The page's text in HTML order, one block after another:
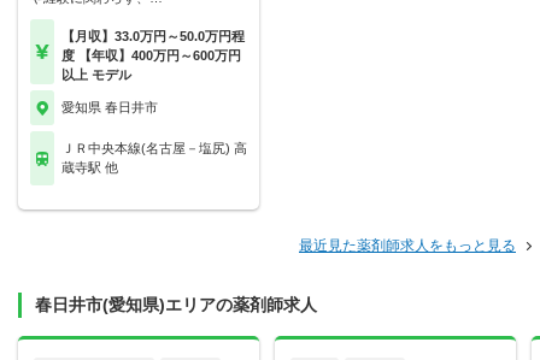
【月収】33.0万円～50.0万円程
度 【年収】400万円～600万円
以上 モデル
愛知県 春日井市
ＪＲ中央本線(名古屋－塩尻) 高
蔵寺駅 他
最近見た薬剤師求人をもっと見る
春日井市(愛知県)エリアの薬剤師求人